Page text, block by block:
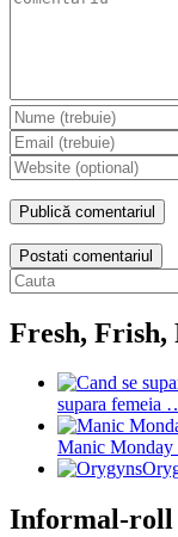
Postati comentariul
Fresh, Frish,
supara femeia
Manic Monday
Informal-roll